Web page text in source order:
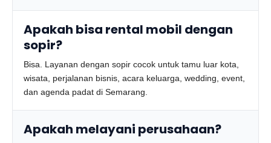
Apakah bisa rental mobil dengan
sopir?
Bisa. Layanan dengan sopir cocok untuk tamu luar kota,
wisata, perjalanan bisnis, acara keluarga, wedding, event,
dan agenda padat di Semarang.
Apakah melayani perusahaan?